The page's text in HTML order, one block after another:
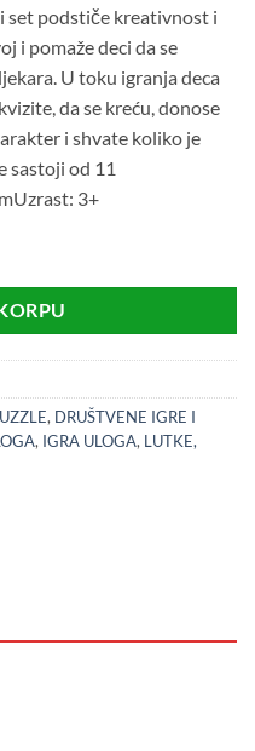
set podstiče kreativnost i
i pomaže deci da se
U toku igranja deca
da se kreću, donose
i shvate koliko je
sastoji od 11
3+
, DRUŠTVENE IGRE I
, IGRA ULOGA, LUTKE,